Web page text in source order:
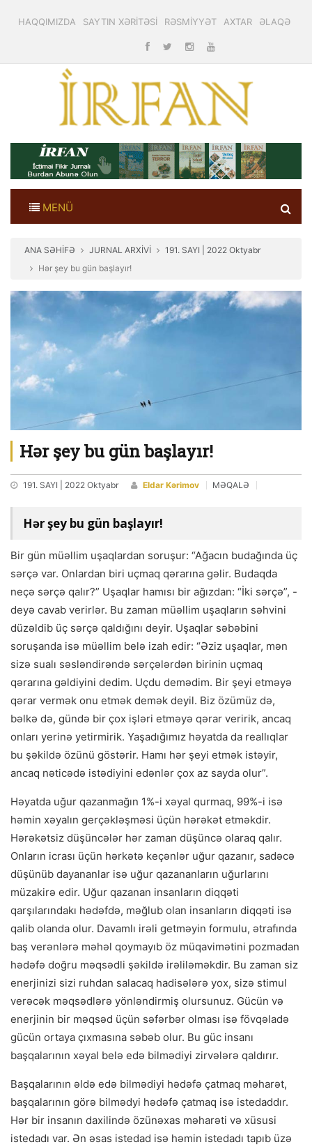
HAQQIMIZDA SAYTIN XƏRİTƏSİ RƏSMİYYƏT AXTAR ƏLAQƏ
MENÜ
ANA SƏHİFƏ JURNAL ARXİVİ
191. SAYI | 2022 Oktyabr
Hər şey bu gün başlayır!
Hər şey bu gün başlayır!
191. SAYI | 2022 Oktyabr Eldar Kərimov MƏQALƏ
Hər şey bu gün başlayır!
Bir gün müəllim uşaqlardan soruşur: “Ağacın budağında üç
sərçə var. Onlardan biri uçmaq qərarına gəlir. Budaqda
neçə sərçə qalır?” Uşaqlar hamısı bir ağızdan: “İki sərçə”, -
deyə cavab verirlər. Bu zaman müəllim uşaqların səhvini
düzəldib üç sərçə qaldığını deyir. Uşaqlar səbəbini
soruşanda isə müəllim belə izah edir: “Əziz uşaqlar, mən
sizə sualı səsləndirəndə sərçələrdən birinin uçmaq
qərarına gəldiyini dedim. Uçdu demədim. Bir şeyi etməyə
qərar vermək onu etmək demək deyil. Biz özümüz də,
bəlkə də, gündə bir çox işləri etməyə qərar veririk, ancaq
onları yerinə yetirmirik. Yaşadığımız həyatda da reallıqlar
bu şəkildə özünü göstərir. Hamı hər şeyi etmək istəyir,
ancaq nəticədə istədiyini edənlər çox az sayda olur”.
Həyatda uğur qazanmağın 1%-i xəyal qurmaq, 99%-i isə
həmin xəyalın gerçəkləşməsi üçün hərəkət etməkdir.
Hərəkətsiz düşüncələr hər zaman düşüncə olaraq qalır.
Onların icrası üçün hərkətə keçənlər uğur qazanır, sadəcə
düşünüb dayananlar isə uğur qazananların uğurlarını
müzakirə edir. Uğur qazanan insanların diqqəti
qarşılarındakı hədəfdə, məğlub olan insanların diqqəti isə
qalib olanda olur. Davamlı irəli getməyin formulu, ətrafında
baş verənlərə məhəl qoymayıb öz müqavimətini pozmadan
hədəfə doğru məqsədli şəkildə irəliləməkdir. Bu zaman siz
enerjinizi sizi ruhdan salacaq hadisələrə yox, sizə stimul
verəcək məqsədlərə yönləndirmiş olursunuz. Gücün və
enerjinin bir məqsəd üçün səfərbər olması isə fövqəladə
gücün ortaya çıxmasına səbəb olur. Bu güc insanı
başqalarının xəyal belə edə bilmədiyi zirvələrə qaldırır.
Başqalarının əldə edə bilmədiyi hədəfə çatmaq məharət,
başqalarının görə bilmədyi hədəfə çatmaq isə istedaddır.
Hər bir insanın daxilində özünəxas məharəti və xüsusi
istedadı var. Ən əsas istedad isə həmin istedadı tapıb üzə